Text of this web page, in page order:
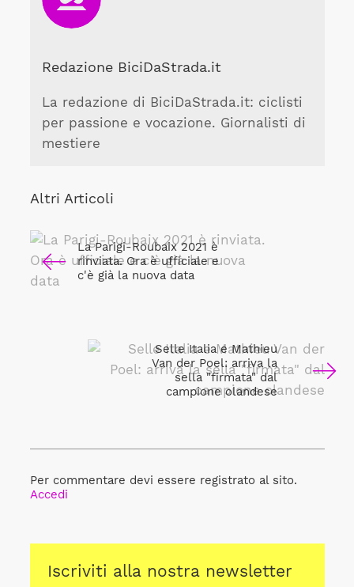
Redazione BiciDaStrada.it
La redazione di BiciDaStrada.it: ciclisti
per passione e vocazione. Giornalisti di
mestiere
Altri Articoli
La Parigi-Roubaix 2021 è
rinviata. Ora è ufficiale e
c'è già la nuova data
Selle Italia e Mathieu
Van der Poel: arriva la
sella "firmata" dal
campione olandese
Per commentare devi essere registrato al sito.
Accedi
Iscriviti alla nostra newsletter